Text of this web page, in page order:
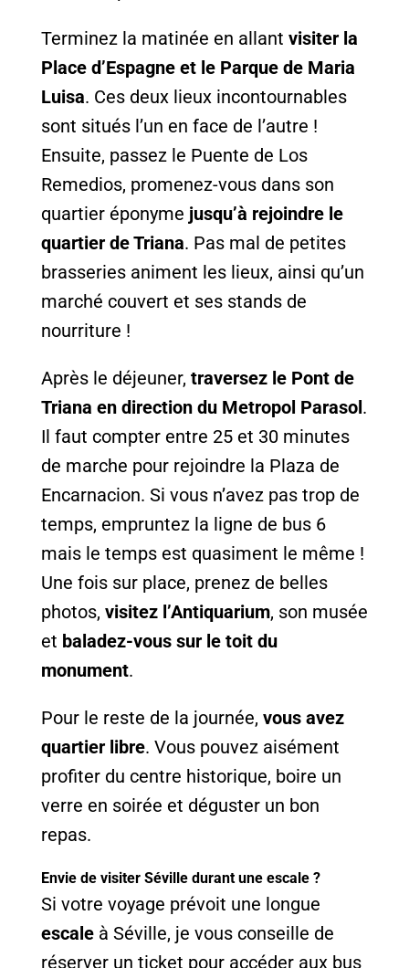
Terminez la matinée en allant visiter la
Place d’Espagne et le Parque de Maria
Luisa. Ces deux lieux incontournables
sont situés l’un en face de l’autre !
Ensuite, passez le Puente de Los
Remedios, promenez-vous dans son
quartier éponyme jusqu’à rejoindre le
quartier de Triana. Pas mal de petites
brasseries animent les lieux, ainsi qu’un
marché couvert et ses stands de
nourriture !
Après le déjeuner, traversez le Pont de
Triana en direction du Metropol Parasol.
Il faut compter entre 25 et 30 minutes
de marche pour rejoindre la Plaza de
Encarnacion. Si vous n’avez pas trop de
temps, empruntez la ligne de bus 6
mais le temps est quasiment le même !
Une fois sur place, prenez de belles
photos, visitez l’Antiquarium, son musée
et baladez-vous sur le toit du
monument.
Pour le reste de la journée, vous avez
quartier libre. Vous pouvez aisément
profiter du centre historique, boire un
verre en soirée et déguster un bon
repas.
Envie de visiter Séville durant une escale ?
Si votre voyage prévoit une longue
escaleà Séville, je vous conseille de
réserver un ticket pour accéder aux bus